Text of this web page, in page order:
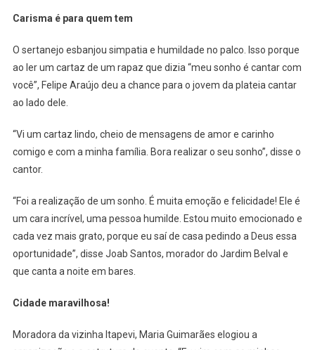
Carisma é para quem tem
O sertanejo esbanjou simpatia e humildade no palco. Isso porque
ao ler um cartaz de um rapaz que dizia “meu sonho é cantar com
você”, Felipe Araújo deu a chance para o jovem da plateia cantar
ao lado dele.
“Vi um cartaz lindo, cheio de mensagens de amor e carinho
comigo e com a minha família. Bora realizar o seu sonho”, disse o
cantor.
“Foi a realização de um sonho. É muita emoção e felicidade! Ele é
um cara incrível, uma pessoa humilde. Estou muito emocionado e
cada vez mais grato, porque eu saí de casa pedindo a Deus essa
oportunidade”, disse Joab Santos, morador do Jardim Belval e
que canta a noite em bares.
Cidade maravilhosa!
Moradora da vizinha Itapevi, Maria Guimarães elogiou a